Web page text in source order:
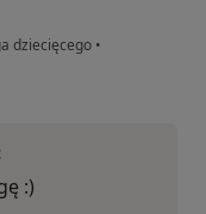
dziecięcego •
:)